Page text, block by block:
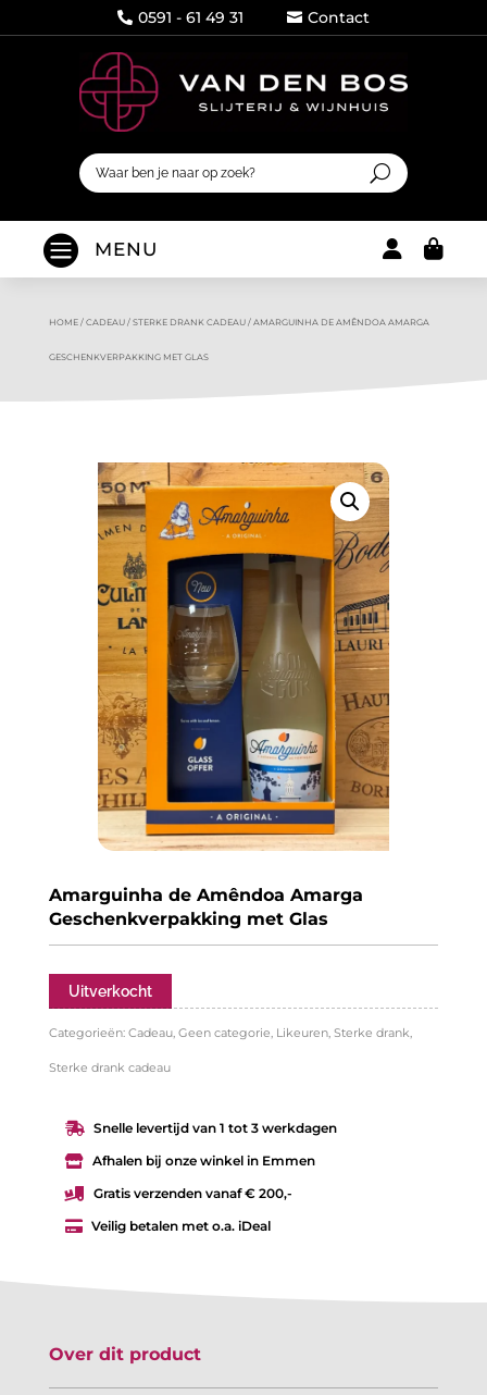
 0591 - 61 49 31  Contact
 MENU 
HOME/ CADEAU/ STERKE DRANK CADEAU/ AMARGUINHA DE AMÊNDOA AMARGA
GESCHENKVERPAKKING MET GLAS
Amarguinha de Amêndoa Amarga
Geschenkverpakking met Glas
Uitverkocht
Categorieën: Cadeau, Geen categorie, Likeuren, Sterke drank,
Sterke drank cadeau
 Snelle levertijd van 1 tot 3 werkdagen
 Afhalen bij onze winkel in Emmen
 Gratis verzenden vanaf € 200,-
 Veilig betalen met o.a. iDeal
Over dit product